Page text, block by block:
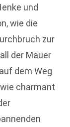
und
wie die
zur
der Mauer
dem Weg
charmant